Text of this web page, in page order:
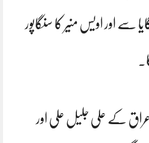
سے اور اویس منیر کا سنگاپور
عراق کے علی جلیل علی اور